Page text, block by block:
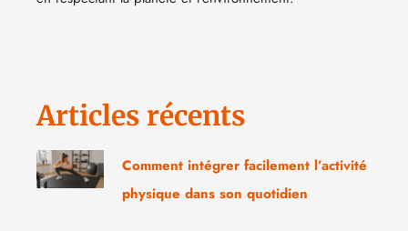
Articles récents
Comment intégrer facilement l’activité
physique dans son quotidien